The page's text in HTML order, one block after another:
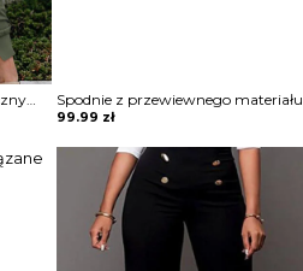
Spodnie ze ściągaczami z elastycznym pasem Spodnie z przewiewnego materiału
99.99 zł